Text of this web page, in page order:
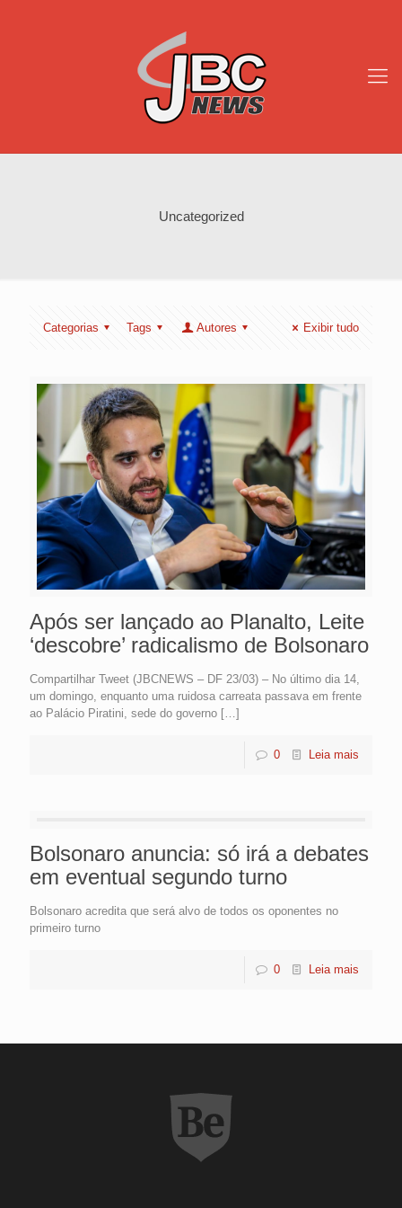
Uncategorized
Categorias Tags Autores Exibir tudo
Após ser lançado ao Planalto, Leite
‘descobre’ radicalismo de Bolsonaro
Compartilhar Tweet (JBCNEWS – DF 23/03) – No último dia 14,
um domingo, enquanto uma ruidosa carreata passava em frente
ao Palácio Piratini, sede do governo […]
0 Leia mais
Bolsonaro anuncia: só irá a debates
em eventual segundo turno
Bolsonaro acredita que será alvo de todos os oponentes no
primeiro turno
0 Leia mais